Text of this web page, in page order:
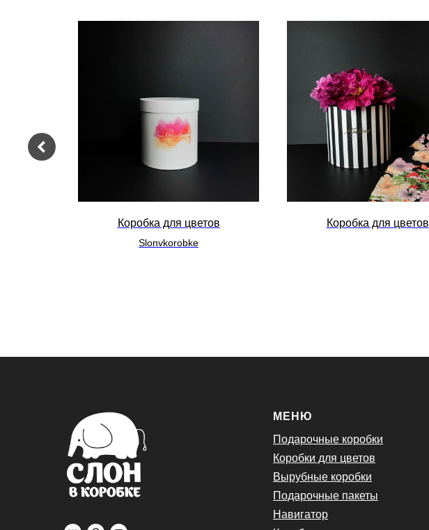
Коробка для цветов
Slonvkorobke
Коробка для цветов
МЕНЮ
Подарочные коробки
Коробки для цветов
Вырубные коробки
Подарочные пакеты
Навигатор